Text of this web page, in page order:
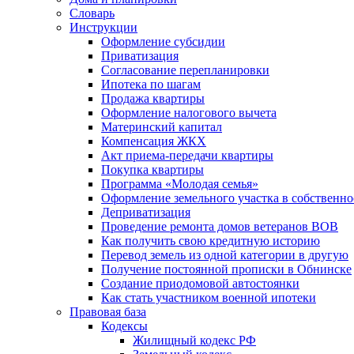
Словарь
Инструкции
Оформление субсидии
Приватизация
Согласование перепланировки
Ипотека по шагам
Продажа квартиры
Оформление налогового вычета
Материнский капитал
Компенсация ЖКХ
Акт приема-передачи квартиры
Покупка квартиры
Программа «Молодая семья»
Оформление земельного участка в
Деприватизация
Проведение ремонта домов ветеранов ВОВ
Как получить свою кредитную историю
Перевод земель из одной категории в другую
Получение постоянной прописки в Обнинске
Создание приодомовой автостоянки
Как стать участником военной ипотеки
Правовая база
Кодексы
Жилищный кодекс РФ